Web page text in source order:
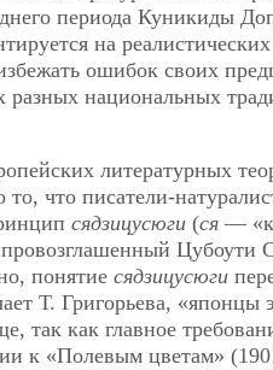
периода Куникиды
на
ошибок своих
разных национальных
литературных
то, что писатели-
сядзицусюги (ся —
Цубоути
понятие сядзицусюги
Т. Григорьева,
так как главное
к «Полевым цветам»